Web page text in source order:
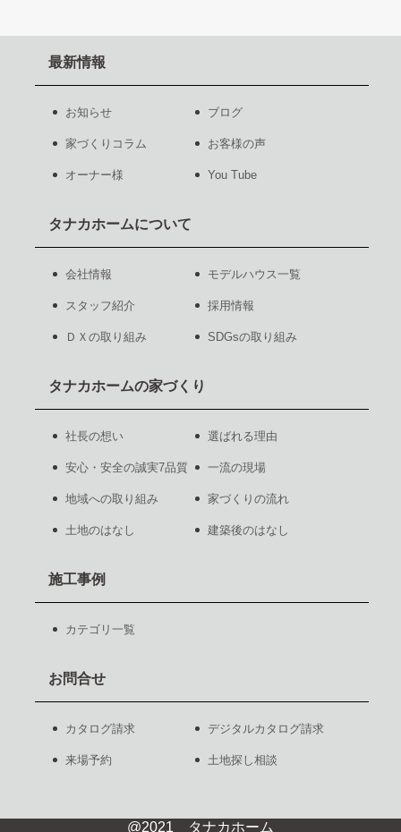
最新情報
お知らせ ブログ
家づくりコラム お客様の声
オーナー様 You Tube
タナカホームについて
会社情報 モデルハウス一覧
スタッフ紹介 採用情報
ＤＸの取り組み SDGsの取り組み
タナカホームの家づくり
社長の想い 選ばれる理由
安心・安全の誠実7品質 一流の現場
地域への取り組み 家づくりの流れ
土地のはなし 建築後のはなし
施工事例
カテゴリ一覧
お問合せ
カタログ請求 デジタルカタログ請求
来場予約 土地探し相談
@2021 タナカホーム